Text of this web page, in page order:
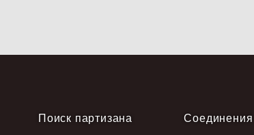
Поиск партизана Соединения